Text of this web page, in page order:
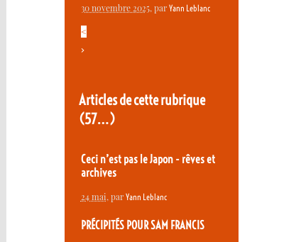
30 novembre 2025, par Yann Leblanc
<
>
Articles de cette rubrique
(57…)
Ceci n’est pas le Japon - rêves et
archives
24 mai, par Yann Leblanc
PRÉCIPITÉS POUR SAM FRANCIS